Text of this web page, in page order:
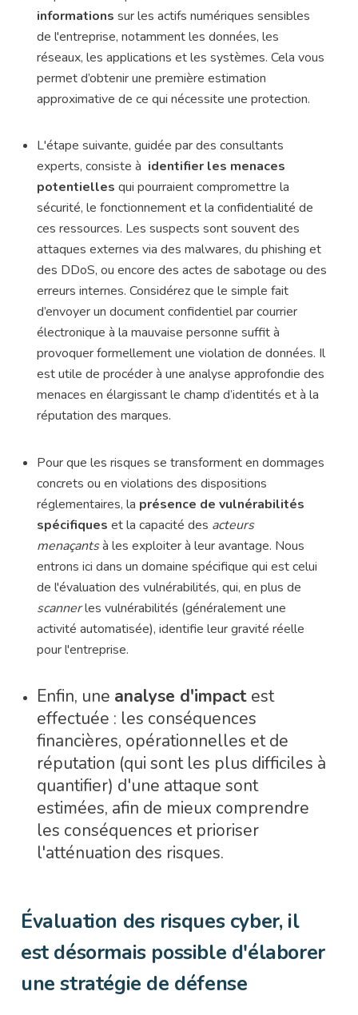
informations sur les actifs numériques sensibles
de l'entreprise, notamment les données, les
réseaux, les applications et les systèmes. Cela vous
permet d’obtenir une première estimation
approximative de ce qui nécessite une protection.
L'étape suivante, guidée par des consultants
experts, consiste à identifier les menaces
potentielles qui pourraient compromettre la
sécurité, le fonctionnement et la confidentialité de
ces ressources. Les suspects sont souvent des
attaques externes via des malwares, du phishing et
des DDoS, ou encore des actes de sabotage ou des
erreurs internes. Considérez que le simple fait
d’envoyer un document confidentiel par courrier
électronique à la mauvaise personne suffit à
provoquer formellement une violation de données. Il
est utile de procéder à une analyse approfondie des
menaces en élargissant le champ d’identités et à la
réputation des marques.
Pour que les risques se transforment en dommages
concrets ou en violations des dispositions
réglementaires, la présence de vulnérabilités
spécifiques et la capacité des acteurs
menaçantsà les exploiter à leur avantage. Nous
entrons ici dans un domaine spécifique qui est celui
de l'évaluation des vulnérabilités, qui, en plus de
scannerles vulnérabilités (généralement une
activité automatisée), identifie leur gravité réelle
pour l'entreprise.
Enfin, une analyse d'impact est
effectuée : les conséquences
financières, opérationnelles et de
réputation (qui sont les plus difficiles à
quantifier) d'une attaque sont
estimées, afin de mieux comprendre
les conséquences et prioriser
l'atténuation des risques.
Évaluation des risques cyber, il
est désormais possible d'élaborer
une stratégie de défense